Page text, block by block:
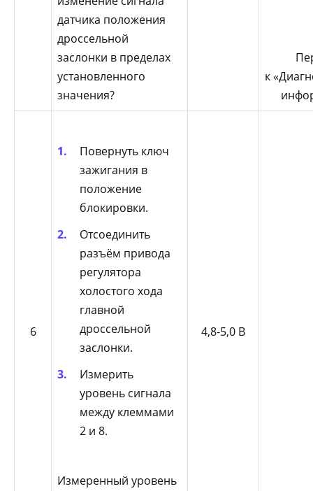
датчика положения
дроссельной
заслонки в пределах
установленного
значения?
к
6
Повернуть ключ
зажигания в
положение
блокировки.
Отсоединить
разъём привода
регулятора
холостого хода
главной
дроссельной
заслонки.
Измерить
уровень сигнала
между клеммами
2 и 8.
Измеренный уровень
4,8-5,0 В